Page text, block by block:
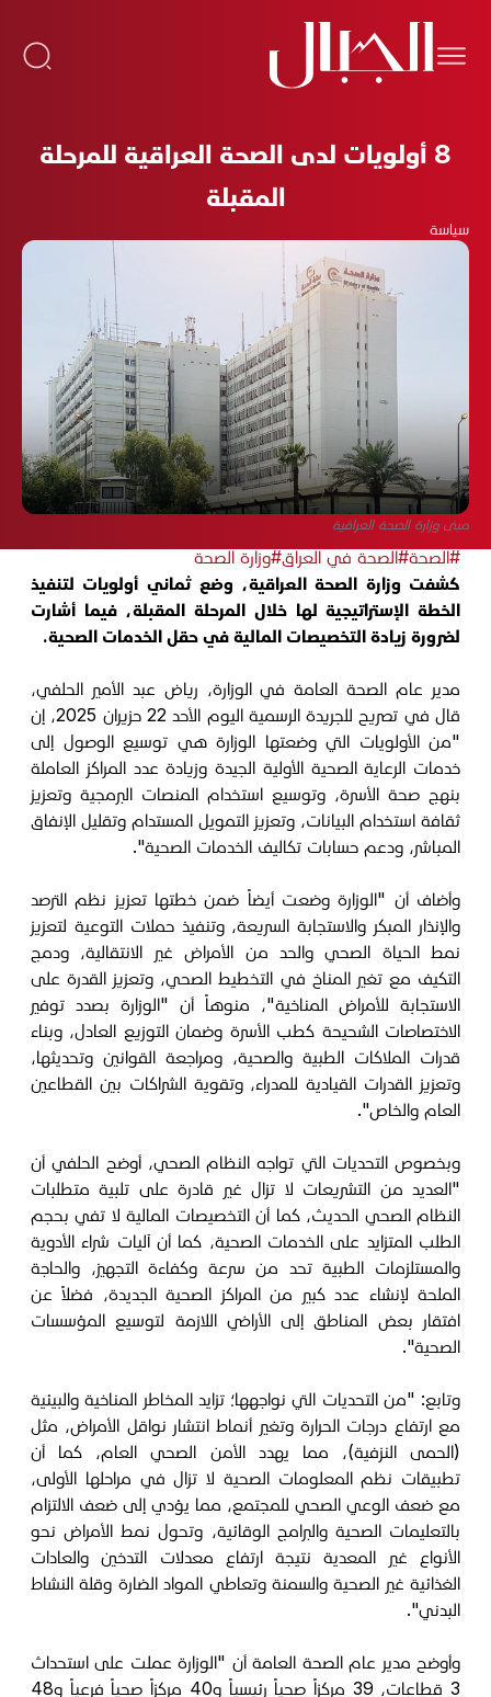
8 أولويات لدى الصحة العراقية للمرحلة
المقبلة
سياسة
مبنى وزارة الصحة العراقية
#الصحة#الصحة في العراق#وزارة الصحة
كشفت وزارة الصحة العراقية، وضع ثماني أولويات لتنفيذ
الخطة الإستراتيجية لها خلال المرحلة المقبلة، فيما أشارت
لضرورة زيادة التخصيصات المالية في حقل الخدمات الصحية.
مدير عام الصحة العامة في الوزارة، رياض عبد الأمير الحلفي،
قال في تصريح للجريدة الرسمية اليوم الأحد 22 حزيران 2025، إن
"من الأولويات التي وضعتها الوزارة هي توسيع الوصول إلى
خدمات الرعاية الصحية الأولية الجيدة وزيادة عدد المراكز العاملة
بنهج صحة الأسرة، وتوسيع استخدام المنصات البرمجية وتعزيز
ثقافة استخدام البيانات، وتعزيز التمويل المستدام وتقليل الإنفاق
المباشر، ودعم حسابات تكاليف الخدمات الصحية".
وأضاف أن "الوزارة وضعت أيضاً ضمن خطتها تعزيز نظم الترصد
والإنذار المبكر والاستجابة السريعة، وتنفيذ حملات التوعية لتعزيز
نمط الحياة الصحي والحد من الأمراض غير الانتقالية، ودمج
التكيف مع تغير المناخ في التخطيط الصحي، وتعزيز القدرة على
الاستجابة للأمراض المناخية"، منوهاً أن "الوزارة بصدد توفير
الاختصاصات الشحيحة كطب الأسرة وضمان التوزيع العادل، وبناء
قدرات الملاكات الطبية والصحية، ومراجعة القوانين وتحديثها،
وتعزيز القدرات القيادية للمدراء، وتقوية الشراكات بين القطاعين
العام والخاص".
وبخصوص التحديات التي تواجه النظام الصحي، أوضح الحلفي أن
"العديد من التشريعات لا تزال غير قادرة على تلبية متطلبات
النظام الصحي الحديث، كما أن التخصيصات المالية لا تفي بحجم
الطلب المتزايد على الخدمات الصحية، كما أن آليات شراء الأدوية
والمستلزمات الطبية تحد من سرعة وكفاءة التجهيز، والحاجة
الملحة لإنشاء عدد كبير من المراكز الصحية الجديدة، فضلاً عن
افتقار بعض المناطق إلى الأراضي اللازمة لتوسيع المؤسسات
الصحية".
وتابع: "من التحديات التي نواجهها؛ تزايد المخاطر المناخية والبيئية
مع ارتفاع درجات الحرارة وتغير أنماط انتشار نواقل الأمراض، مثل
(الحمى النزفية)، مما يهدد الأمن الصحي العام، كما أن
تطبيقات نظم المعلومات الصحية لا تزال في مراحلها الأولى،
مع ضعف الوعي الصحي للمجتمع، مما يؤدي إلى ضعف الالتزام
بالتعليمات الصحية والبرامج الوقائية، وتحول نمط الأمراض نحو
الأنواع غير المعدية نتيجة ارتفاع معدلات التدخين والعادات
الغذائية غير الصحية والسمنة وتعاطي المواد الضارة وقلة النشاط
البدني".
وأوضح مدير عام الصحة العامة أن "الوزارة عملت على استحداث
3 قطاعات، 39 مركزاً صحياً رئيسياً و40 مركزاً صحياً فرعياً و48